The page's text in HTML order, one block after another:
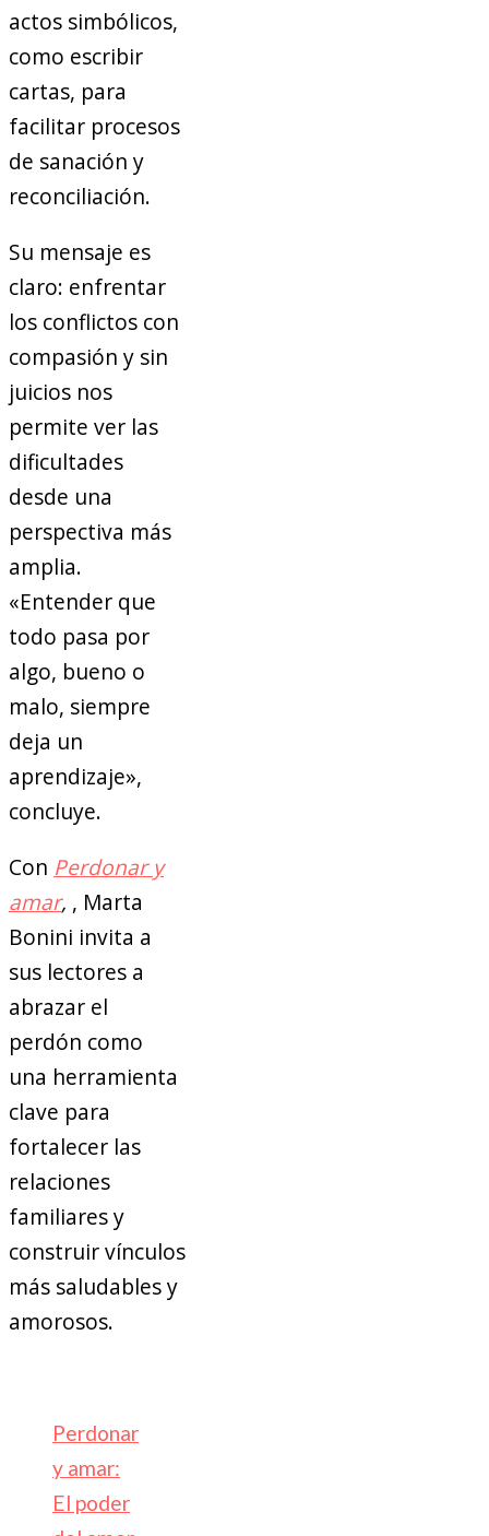
actos simbólicos,
como escribir
cartas, para
facilitar procesos
de sanación y
reconciliación.
Su mensaje es
claro: enfrentar
los conflictos con
compasión y sin
juicios nos
permite ver las
dificultades
desde una
perspectiva más
amplia.
«Entender que
todo pasa por
algo, bueno o
malo, siempre
deja un
aprendizaje»,
concluye.
Con Perdonar y
amar, , Marta
Bonini invita a
sus lectores a
abrazar el
perdón como
una herramienta
clave para
fortalecer las
relaciones
familiares y
construir vínculos
más saludables y
amorosos.
Perdonar
y amar:
El poder